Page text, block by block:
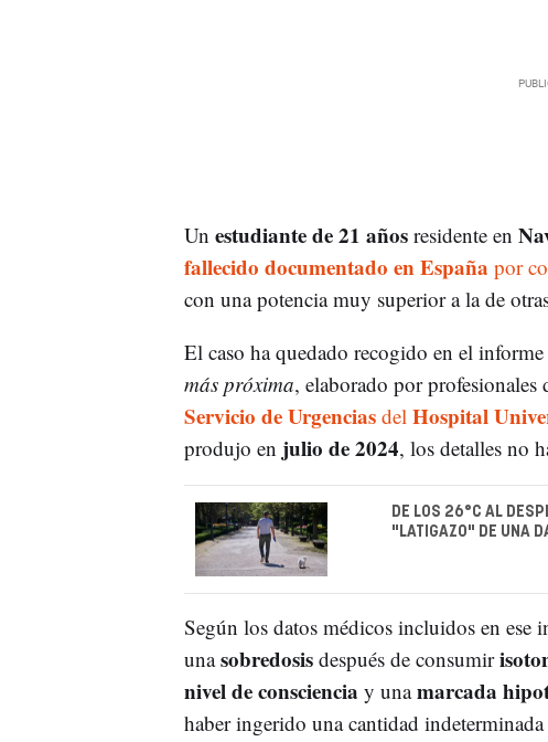
Un estudiante de 21 añosresidente en
fallecido documentado en España por
con una potencia muy superior a la de
El caso ha quedado recogido en el
más próxima, elaborado por profesionales
Servicio de Urgenciasdel Hospital
produjo en julio de 2024, los detalles no
DE LOS 26°C AL
"LATIGAZO" DE UNA
Según los datos médicos incluidos en
unasobredosisdespués de consumir
nivel de consciencia y unamarcada
haber ingerido una cantidad indeterminada